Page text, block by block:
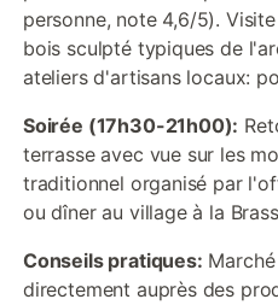
personne, note 4,6/5).
bois sculpté typiques de
ateliers d'artisans locaux:
Soirée (17h30-21h00):
terrasse avec vue sur les
traditionnel organisé par
ou dîner au village à la
Conseils pratiques:
directement auprès des